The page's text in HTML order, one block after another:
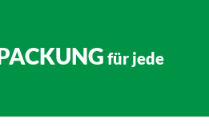
für jede